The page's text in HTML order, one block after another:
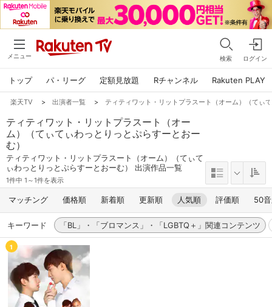
メニュー 検索 ログイン
トップ パ・リーグ 定額見放題 Rチャンネル Rakuten PLAY
楽天TV > 出演者一覧 > ティティワット・リットプラスート（オーム）（てぃ
ティティワット・リットプラスート（オー
ム）（てぃてぃわっとりっとぷらすーとおー
む）
ティティワット・リットプラスート（オーム）（てぃて
ぃわっとりっとぷらすーとおーむ） 出演作品一覧
1件中 1～1件を表示
マッチング 価格順 新着順 更新順 人気順 評価順 50
キーワード 「BL」・「ブロマンス」・「LGBTQ＋」関連コンテンツ
1